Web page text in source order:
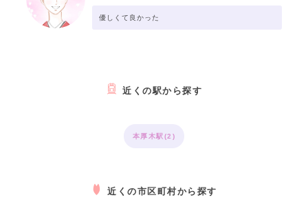
優しくて良かった
近くの駅から探す
本厚木駅(2)
近くの市区町村から探す